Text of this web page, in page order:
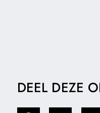
DEEL DEZE